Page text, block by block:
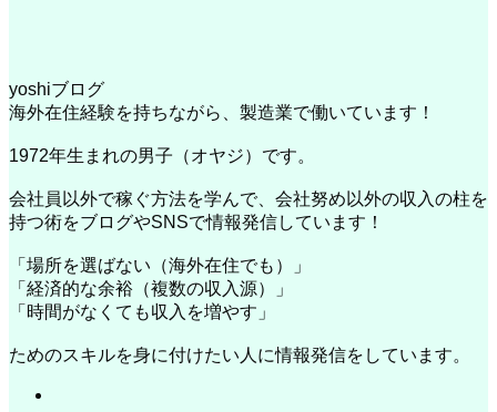
yoshiブログ
海外在住経験を持ちながら、製造業で働いています！
1972年生まれの男子（オヤジ）です。
会社員以外で稼ぐ方法を学んで、会社努め以外の収入の柱を
持つ術をブログやSNSで情報発信しています！
「場所を選ばない（海外在住でも）」
「経済的な余裕（複数の収入源）」
「時間がなくても収入を増やす」
ためのスキルを身に付けたい人に情報発信をしています。